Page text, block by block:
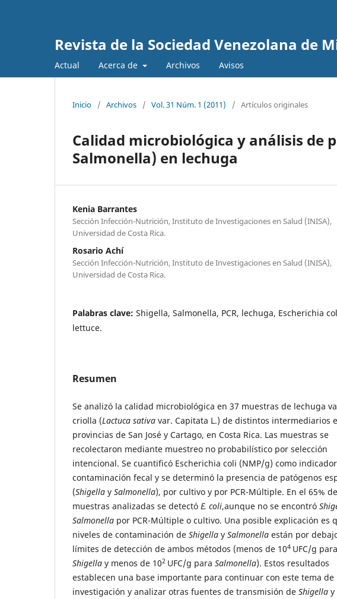
Revista de la Sociedad Venezolana de
Actual Acerca de Archivos Avisos
Inicio / Archivos / Vol. 31 Núm. 1 (2011) / Artículos originales
Calidad microbiológica y análisis de
Salmonella) en lechuga
Kenia Barrantes
Sección Infección-Nutrición, Instituto de Investigaciones en Salud (INISA),
Universidad de Costa Rica.
Rosario Achí
Sección Infección-Nutrición, Instituto de Investigaciones en Salud (INISA),
Universidad de Costa Rica.
Palabras clave: Shigella, Salmonella, PCR, lechuga, Escherichia
lettuce.
Resumen
Se analizó la calidad microbiológica en 37 muestras de lechuga
criolla (Lactuca sativa var. Capitata L.) de distintos intermediarios
provincias de San José y Cartago, en Costa Rica. Las muestras se
recolectaron mediante muestreo no probabilístico por selección
intencional. Se cuantificó Escherichia coli (NMP/g) como
contaminación fecal y se determinó la presencia de patógenos
(Shigella y Salmonella), por cultivo y por PCR-Múltiple. En el 65%
muestras analizadas se detectó E. coli,aunque no se encontró
Salmonella por PCR-Múltiple o cultivo. Una posible explicación es
niveles de contaminación de Shigella y Salmonella están por
límites de detección de ambos métodos (menos de 104 UFC/g para
Shigella y menos de 102 UFC/g para Salmonella). Estos resultados
establecen una base importante para continuar con este tema de
investigación y analizar otras fuentes de transmisión de Shigella y